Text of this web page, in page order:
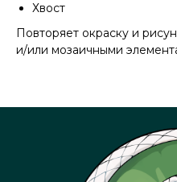
Хвост
Повторяет окраску и
и/или мозаичными